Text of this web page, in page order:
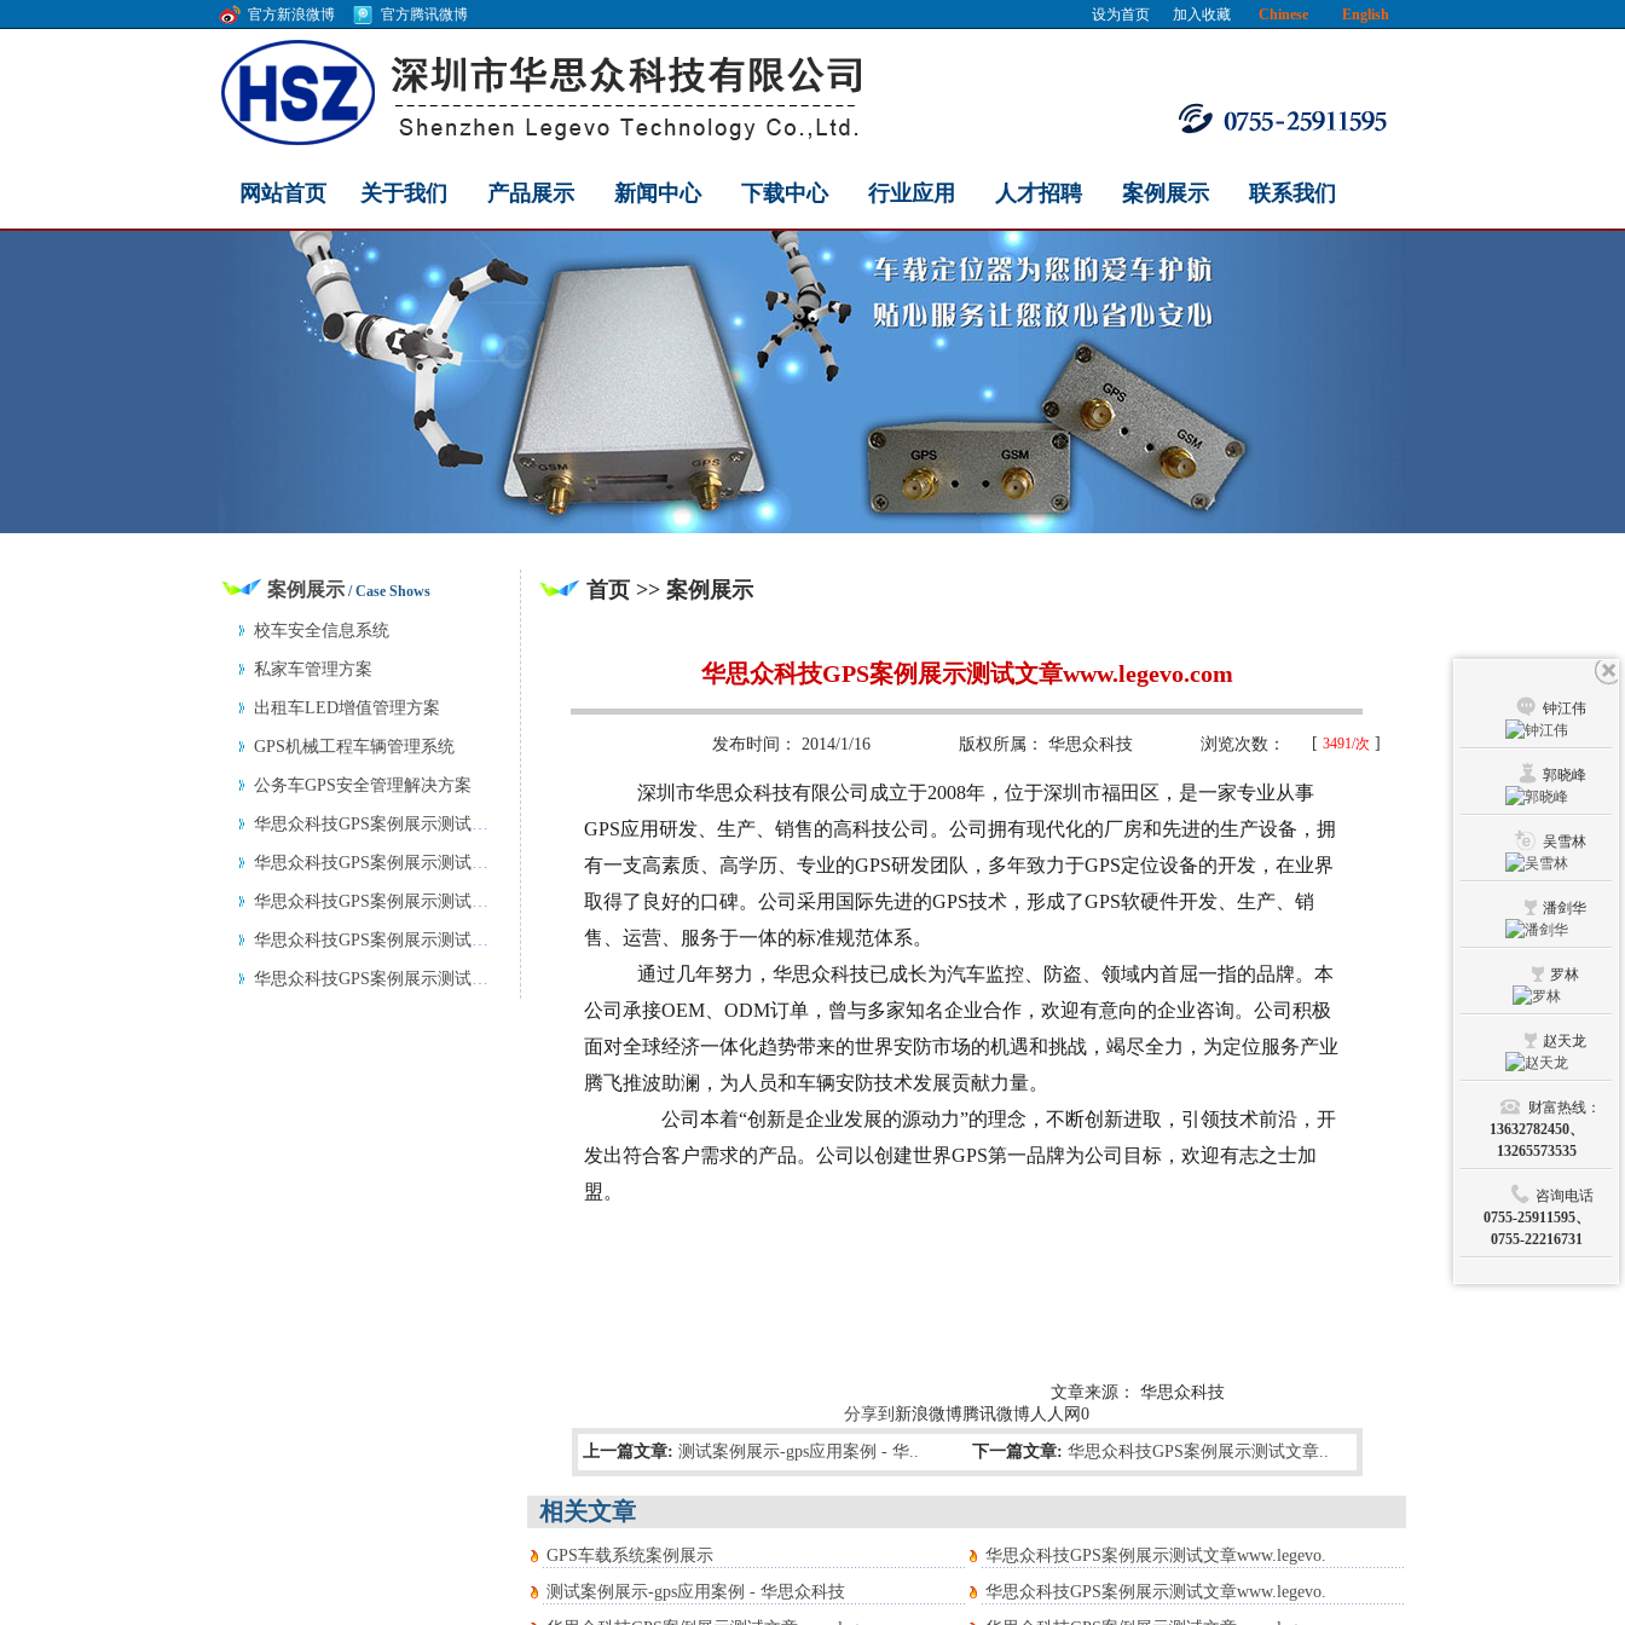
官方新浪微博 官方腾讯微博 设为首页 加入收藏 Chinese English
网站首页 关于我们 产品展示 新闻中心 下载中心 行业应用 人才招聘 案例展示 联系我们
案例展示 / Case Shows
校车安全信息系统
私家车管理方案
出租车LED增值管理方案
GPS机械工程车辆管理系统
公务车GPS安全管理解决方案
华思众科技GPS案例展示测试文章www.le
华思众科技GPS案例展示测试文章www.le
华思众科技GPS案例展示测试文章www.le
华思众科技GPS案例展示测试文章www.le
华思众科技GPS案例展示测试文章www.le
首页 >> 案例展示
华思众科技GPS案例展示测试文章www.legevo.com
发布时间： 2014/1/16 版权所属： 华思众科技 浏览次数： [ 3491/次 ]
深圳市华思众科技有限公司成立于2008年，位于深圳市福田区，是一家专业从事
GPS应用研发、生产、销售的高科技公司。公司拥有现代化的厂房和先进的生产设备，拥
有一支高素质、高学历、专业的GPS研发团队，多年致力于GPS定位设备的开发，在业界
取得了良好的口碑。公司采用国际先进的GPS技术，形成了GPS软硬件开发、生产、销
售、运营、服务于一体的标准规范体系。
通过几年努力，华思众科技已成长为汽车监控、防盗、领域内首屈一指的品牌。本
公司承接OEM、ODM订单，曾与多家知名企业合作，欢迎有意向的企业咨询。公司积极
面对全球经济一体化趋势带来的世界安防市场的机遇和挑战，竭尽全力，为定位服务产业
腾飞推波助澜，为人员和车辆安防技术发展贡献力量。
公司本着“创新是企业发展的源动力”的理念，不断创新进取，引领技术前沿，开
发出符合客户需求的产品。公司以创建世界GPS第一品牌为公司目标，欢迎有志之士加
盟。
文章来源： 华思众科技
分享到 新浪微博腾讯微博人人网 0
上一篇文章: 测试案例展示-gps应用案例 - 华.. 下一篇文章: 华思众科技GPS案例展示测试文章..
相关文章
GPS车载系统案例展示
测试案例展示-gps应用案例 - 华思众科技
华思众科技GPS案例展示测试文章www.legevo.
华思众科技GPS案例展示测试文章www.legevo.
钟江伟
郭晓峰
吴雪林
潘剑华
罗林
赵天龙
财富热线：
13632782450、
13265573535
咨询电话
0755-25911595、
0755-22216731